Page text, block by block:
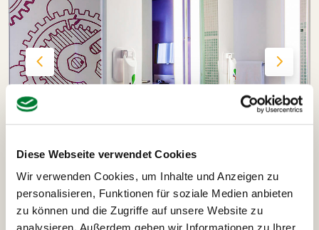
Diese Webseite verwendet Cookies
Wir verwenden Cookies, um Inhalte und Anzeigen zu
personalisieren, Funktionen für soziale Medien anbieten
zu können und die Zugriffe auf unsere Website zu
Ausflüge und Highlights